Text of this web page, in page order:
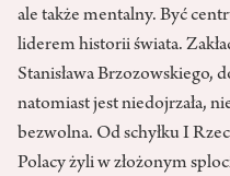
ale także mentalny. Być
liderem historii świata.
Stanisława Brzozowskiego,
natomiast jest niedojrzała,
bezwolna. Od schyłku I
Polacy żyli w złożonym